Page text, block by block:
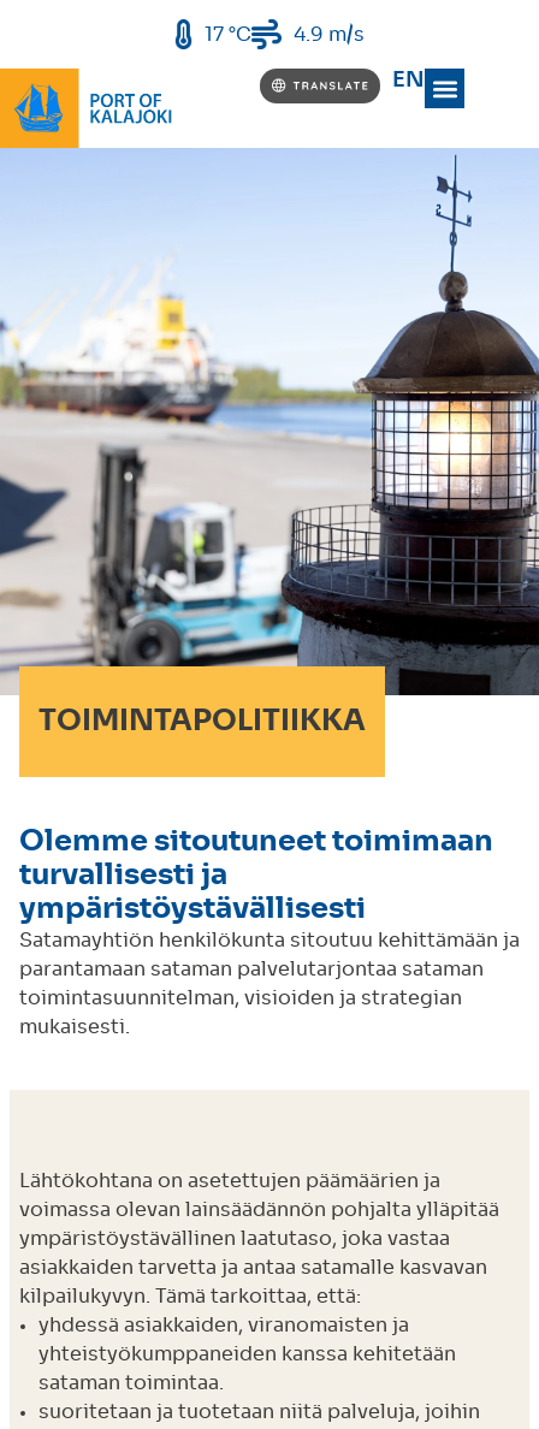
17 °C 4.9 m/s
EN
TOIMINTAPOLITIIKKA
Olemme sitoutuneet toimimaan
turvallisesti ja
ympäristöystävällisesti
Satamayhtiön henkilökunta sitoutuu kehittämään ja
parantamaan sataman palvelutarjontaa sataman
toimintasuunnitelman, visioiden ja strategian
mukaisesti.
Lähtökohtana on asetettujen päämäärien ja
voimassa olevan lainsäädännön pohjalta ylläpitää
ympäristöystävällinen laatutaso, joka vastaa
asiakkaiden tarvetta ja antaa satamalle kasvavan
kilpailukyvyn. Tämä tarkoittaa, että:
yhdessä asiakkaiden, viranomaisten ja
yhteistyökumppaneiden kanssa kehitetään
sataman toimintaa.
suoritetaan ja tuotetaan niitä palveluja, joihin